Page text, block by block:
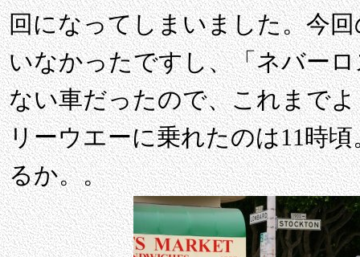
回になってしまいました。今
いなかったですし、「ネバー
ない車だったので、これまで
リーウエーに乗れたのは11時
るか。。